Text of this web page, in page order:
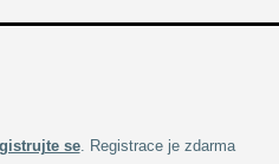
se. Registrace je zdarma